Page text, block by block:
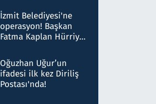
Milyar liralık para
trafiği tespit edildi
İzmit Belediyesi'ne
operasyon! Başkan
Fatma Kaplan Hürriyet
Oğuzhan Uğur’un
ifadesi ilk kez Diriliş
Postası'nda!